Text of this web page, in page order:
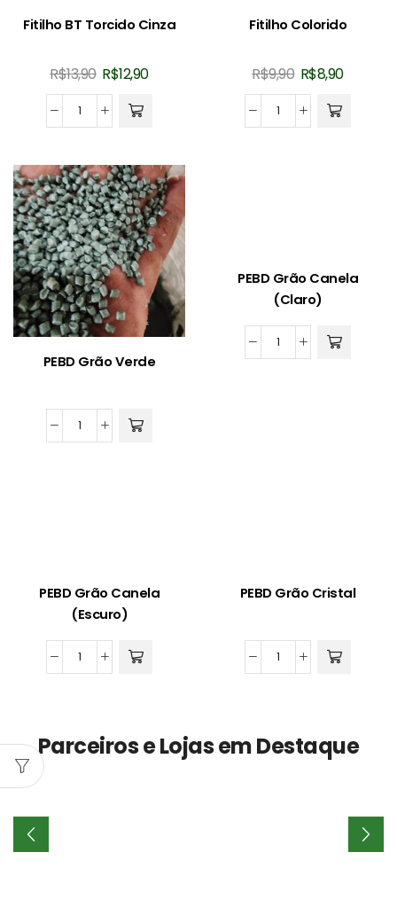
Fitilho BT Torcido Cinza
R$13,90 O
preço
original
R$12,90O
Fitilho
Torcido
Cinza
quantidade
Fitilho Colorido
R$9,90 O
preço
original
R$8,90O
Fitilho
PEBD Grão Verde
PEBD
PEBD Grão Canela
(Claro)
PEBD
PEBD Grão Canela
(Escuro)
PEBD
quantidade
PEBD Grão Cristal
PEBD
Parceiros e Lojas em Destaque